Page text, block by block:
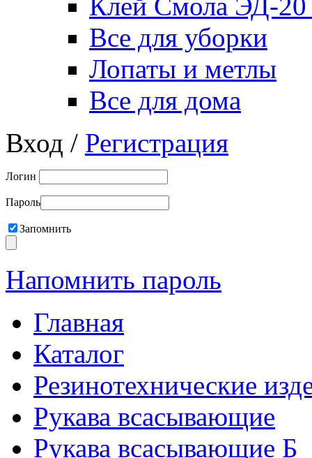
Все для уборки
Лопаты и метлы
Все для дома
Вход / Регистрация
Логин
Пароль
Запомнить
Напомнить пароль
Главная
Каталог
Резинотехнические
Рукава всасывающие
Рукава всасывающие Б